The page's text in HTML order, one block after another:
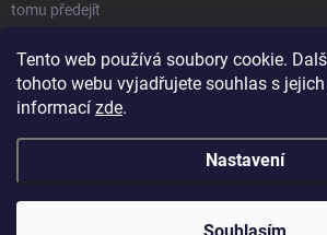
Tento web používá soubory cookie.
tohoto webu vyjadřujete souhlas s
informací zde.
Nastavení
tomu předejít
NÁVOD: Jak správně nastavit balistický
Vytvořil Shoptet
Zbraně na míru. Všechna